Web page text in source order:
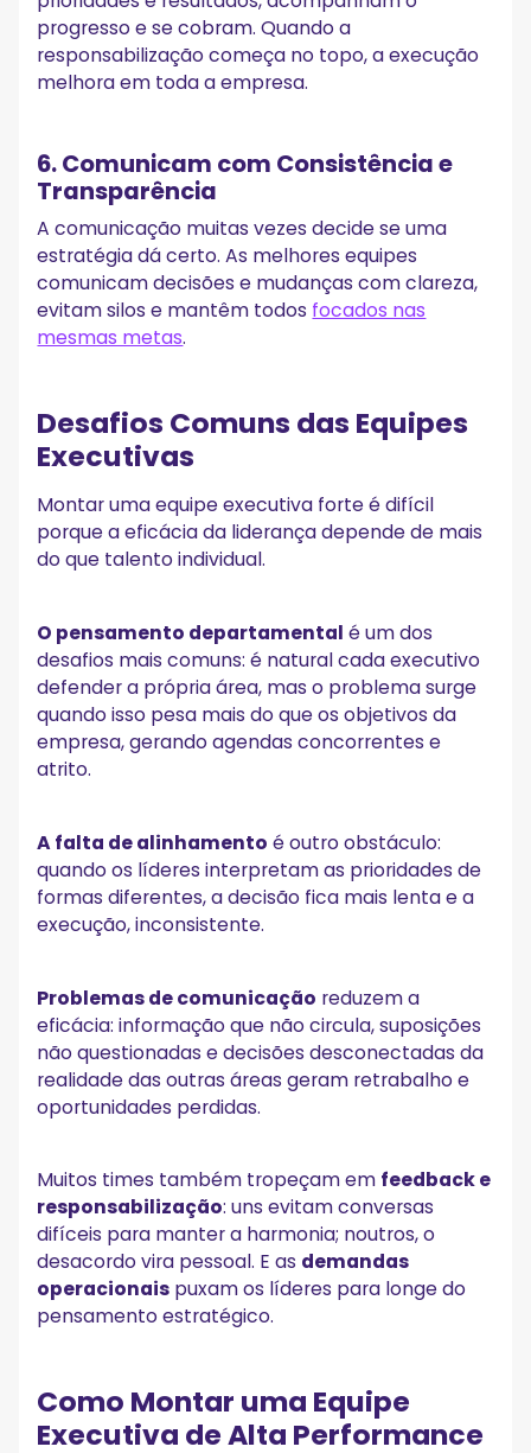
progresso e se cobram. Quando a
responsabilização começa no topo, a execução
melhora em toda a empresa.
6. Comunicam com Consistência e
Transparência
A comunicação muitas vezes decide se uma
estratégia dá certo. As melhores equipes
comunicam decisões e mudanças com clareza,
evitam silos e mantêm todos focados nas
mesmas metas.
Desafios Comuns das Equipes
Executivas
Montar uma equipe executiva forte é difícil
porque a eficácia da liderança depende de mais
do que talento individual.
O pensamento departamental é um dos
desafios mais comuns: é natural cada executivo
defender a própria área, mas o problema surge
quando isso pesa mais do que os objetivos da
empresa, gerando agendas concorrentes e
atrito.
A falta de alinhamento é outro obstáculo:
quando os líderes interpretam as prioridades de
formas diferentes, a decisão fica mais lenta e a
execução, inconsistente.
Problemas de comunicação reduzem a
eficácia: informação que não circula, suposições
não questionadas e decisões desconectadas da
realidade das outras áreas geram retrabalho e
oportunidades perdidas.
Muitos times também tropeçam em feedback e
responsabilização: uns evitam conversas
difíceis para manter a harmonia; noutros, o
desacordo vira pessoal. E as demandas
operacionais puxam os líderes para longe do
pensamento estratégico.
Como Montar uma Equipe
Executiva de Alta Performance